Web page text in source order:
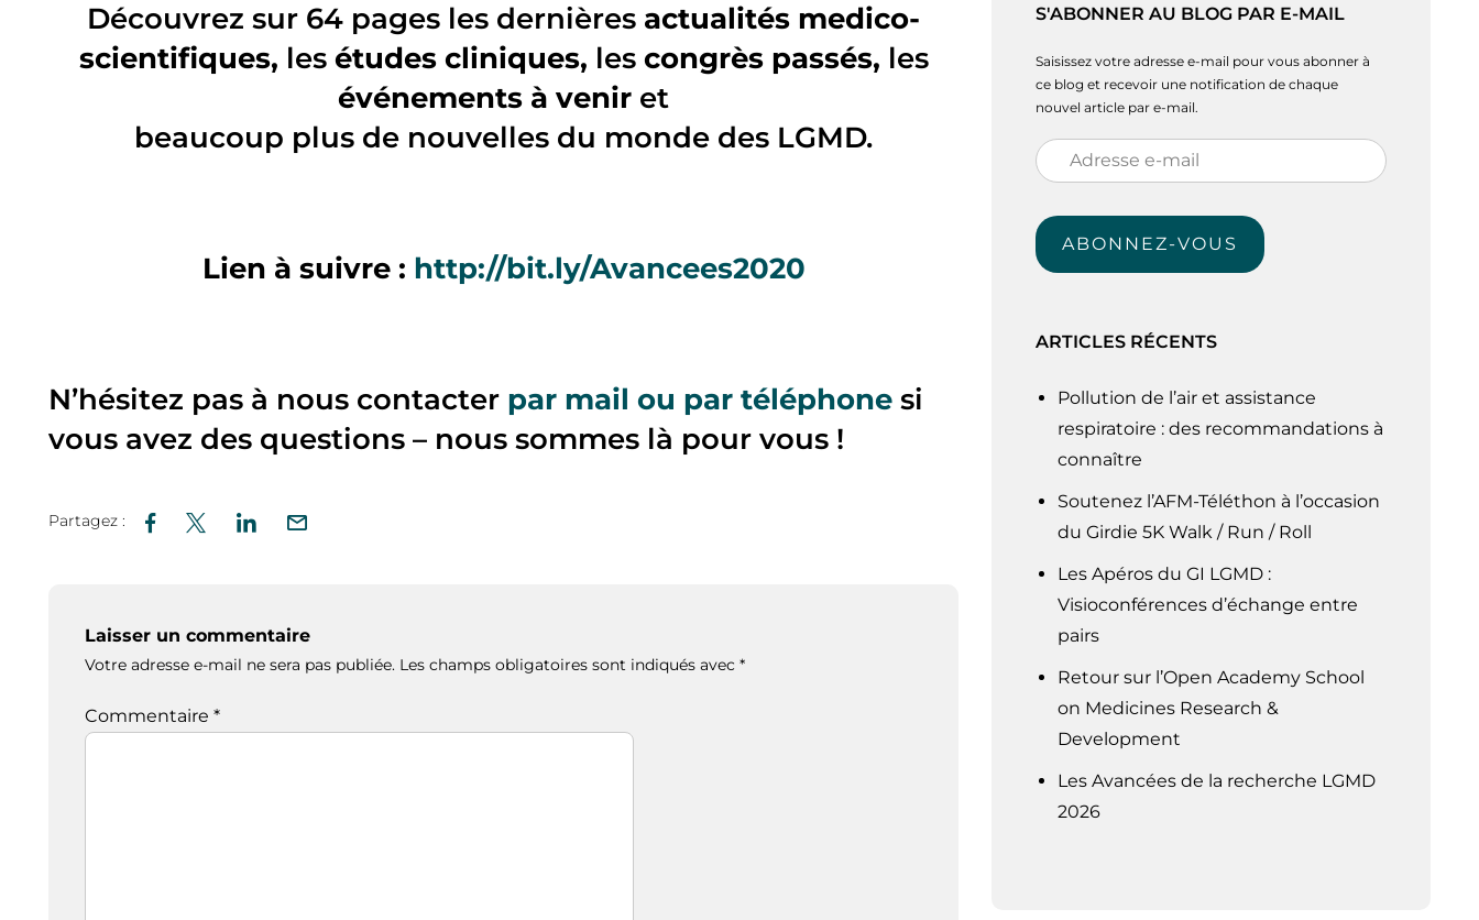
Découvrez sur 64 pages les dernières actualités medico-
scientifiques, les études cliniques, les congrès passés, les
événements à venir et
beaucoup plus de nouvelles du monde des LGMD.
Lien à suivre : http://bit.ly/Avancees2020
N’hésitez pas à nous contacter par mail ou par téléphone si
vous avez des questions – nous sommes là pour vous !
Partagez :
Laisser un commentaire
Votre adresse e-mail ne sera pas publiée. Les champs obligatoires sont indiqués avec *
Commentaire *
S'ABONNER AU BLOG PAR E-MAIL
Saisissez votre adresse e-mail pour vous abonner à
ce blog et recevoir une notification de chaque
nouvel article par e-mail.
Adresse
e-
mail
ABONNEZ-VOUS
ARTICLES RÉCENTS
Pollution de l’air et assistance
respiratoire : des recommandations à
connaître
Soutenez l’AFM-Téléthon à l’occasion
du Girdie 5K Walk / Run / Roll
Les Apéros du GI LGMD :
Visioconférences d’échange entre
pairs
Retour sur l’Open Academy School
on Medicines Research &
Development
Les Avancées de la recherche LGMD
2026